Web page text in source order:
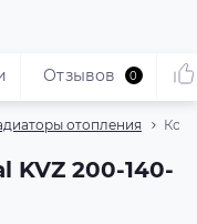
отопления
KVZ 200-140-
Отзывов 0